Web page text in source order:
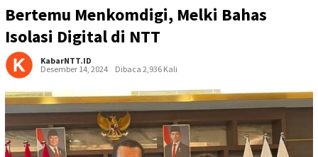
Bertemu Menkomdigi, Melki Bahas
Isolasi Digital di NTT
KabarNTT.ID
Desember 14, 2024
Dibaca 2,936 Kali